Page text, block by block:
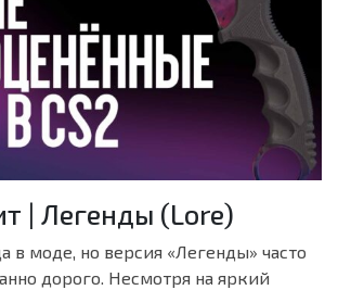
| Легенды (Lore)
в моде, но версия «Легенды» часто
дорого. Несмотря на яркий